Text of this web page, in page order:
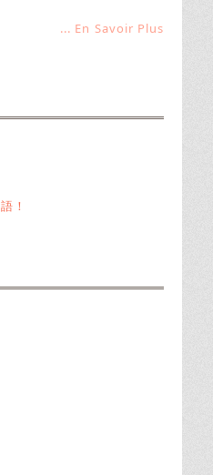
... En Savoir Plus
！